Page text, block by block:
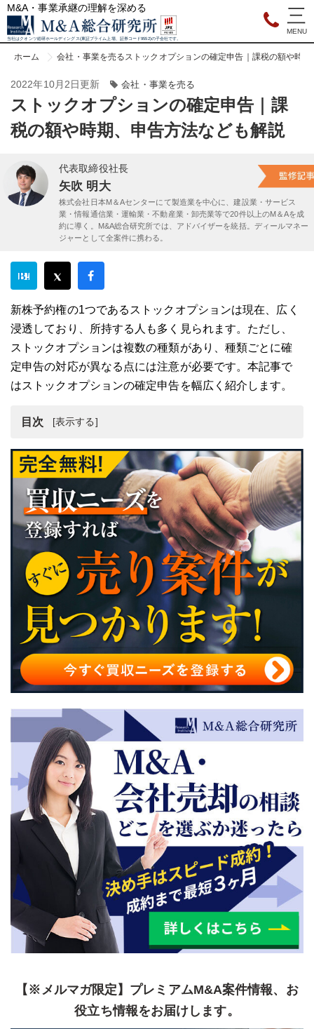
M&A・事業承継の理解を深める
当社はクオンツ総研ホールディングス(東証プライム上場、証券コード9552)の子会社です。
ホーム 会社・事業を売るストックオプションの確定申告｜課税の額や時
2022年10月2日更新 会社・事業を売る
ストックオプションの確定申告｜課
税の額や時期、申告方法なども解説
代表取締役社長
矢吹 明大
株式会社日本M＆Aセンターにて製造業を中心に、建設業・サービス
業・情報通信業・運輸業・不動産業・卸売業等で20件以上のM＆Aを成
約に導く。M&A総合研究所では、アドバイザーを統括。ディールマネー
ジャーとして全案件に携わる。
新株予約権の1つであるストックオプションは現在、広く
浸透しており、所持する人も多く見られます。ただし、
ストックオプションは複数の種類があり、種類ごとに確
定申告の対応が異なる点には注意が必要です。本記事で
はストックオプションの確定申告を幅広く紹介します。
目次
ストックオプションとは？
ストックオプション権利行使時の確定申告の留意点
ストックオプション権利行使後の株式売却時の確定申告
の留意点
各ストックオプションの所得計算方法
ストックオプションの確定申告方法
ストックオプションの確定申告まとめ
【※メルマガ限定】プレミアムM&A案件情報、お
役立ち情報をお届けします。